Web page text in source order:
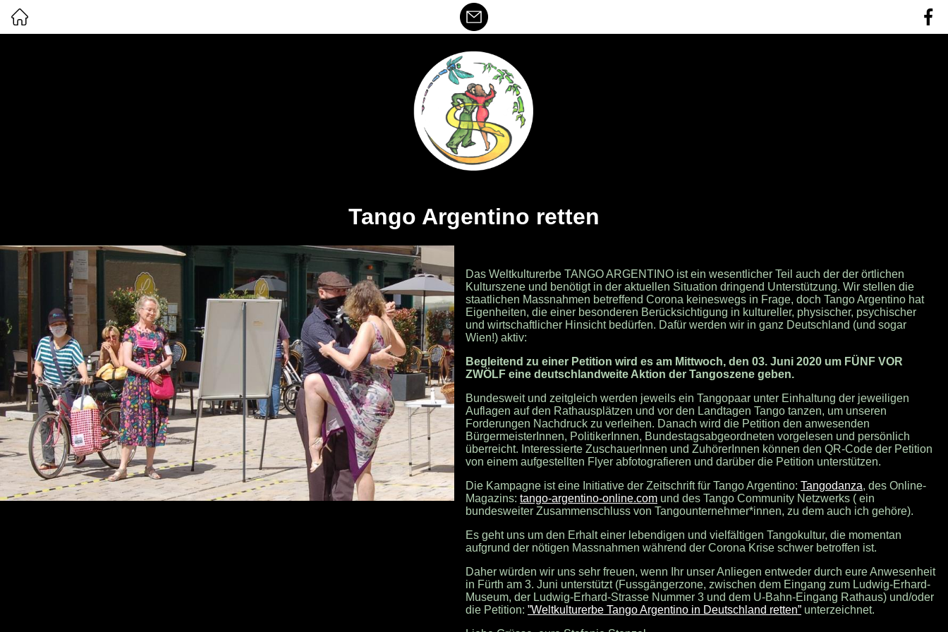
Tango Argentino retten
Das Weltkulturerbe TANGO ARGENTINO ist ein wesentlicher Teil auch der der örtlichen
Kulturszene und benötigt in der aktuellen Situation dringend Unterstützung. Wir stellen die
staatlichen Massnahmen betreffend Corona keineswegs in Frage, doch Tango Argentino hat
Eigenheiten, die einer besonderen Berücksichtigung in kultureller, physischer, psychischer
und wirtschaftlicher Hinsicht bedürfen. Dafür werden wir in ganz Deutschland (und sogar
Wien!) aktiv:
Begleitend zu einer Petition wird es am Mittwoch, den 03. Juni 2020 um FÜNF VOR
ZWÖLF eine deutschlandweite Aktion der Tangoszene geben.
Bundesweit und zeitgleich werden jeweils ein Tangopaar unter Einhaltung der jeweiligen
Auflagen auf den Rathausplätzen und vor den Landtagen Tango tanzen, um unseren
Forderungen Nachdruck zu verleihen. Danach wird die Petition den anwesenden
BürgermeisterInnen, PolitikerInnen, Bundestagsabgeordneten vorgelesen und persönlich
überreicht. Interessierte ZuschauerInnen und ZuhörerInnen können den QR-Code der Petition
von einem aufgestellten Flyer abfotografieren und darüber die Petition unterstützen.
Die Kampagne ist eine Initiative der Zeitschrift für Tango Argentino: Tangodanza, des Online-
Magazins: tango-argentino-online.com und des Tango Community Netzwerks ( ein
bundesweiter Zusammenschluss von Tangounternehmer*innen, zu dem auch ich gehöre).
Es geht uns um den Erhalt einer lebendigen und vielfältigen Tangokultur, die momentan
aufgrund der nötigen Massnahmen während der Corona Krise schwer betroffen ist.
Daher würden wir uns sehr freuen, wenn Ihr unser Anliegen entweder durch eure Anwesenheit
in Fürth am 3. Juni unterstützt (Fussgängerzone, zwischen dem Eingang zum Ludwig-Erhard-
Museum, der Ludwig-Erhard-Strasse Nummer 3 und dem U-Bahn-Eingang Rathaus) und/oder
die Petition: ”Weltkulturerbe Tango Argentino in Deutschland retten” unterzeichnet.